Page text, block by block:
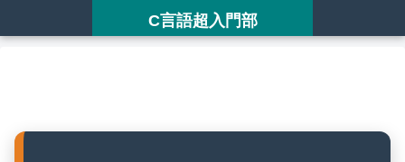
C言語超入門部